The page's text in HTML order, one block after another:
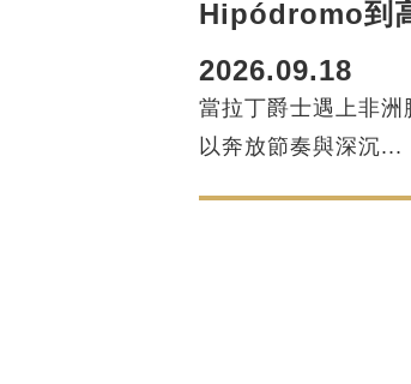
Hipódromo到
2026.09.18
當拉丁爵士遇上非
以奔放節奏與深沉...